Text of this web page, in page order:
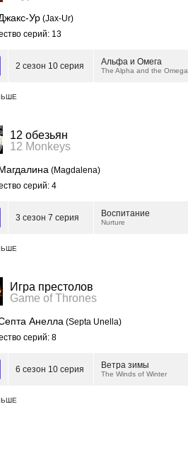
Ур (Jax-Ur)
серий: 13
2 сезон 10 серия Альфа и Омега
The Alpha and the Omega
12 обезьян
12 Monkeys
(Magdalena)
серий: 4
3 сезон 7 серия Воспитание
Nurture
Игра престолов
Game of Thrones
Анелла (Septa Unella)
серий: 8
6 сезон 10 серия Ветра зимы
The Winds of Winter